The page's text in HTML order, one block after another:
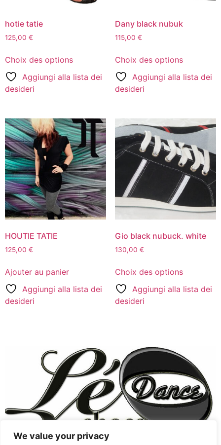
We value your privacy
hotie tatie
125,00 €
Choix des options
Aggiungi alla lista dei
desideri
Dany black nubuk
115,00 €
Choix des options
Aggiungi alla lista dei
desideri
HOUTIE TATIE
125,00 €
Ajouter au panier
Aggiungi alla lista dei
desideri
Gio black nubuck. white
130,00 €
Choix des options
Aggiungi alla lista dei
desideri